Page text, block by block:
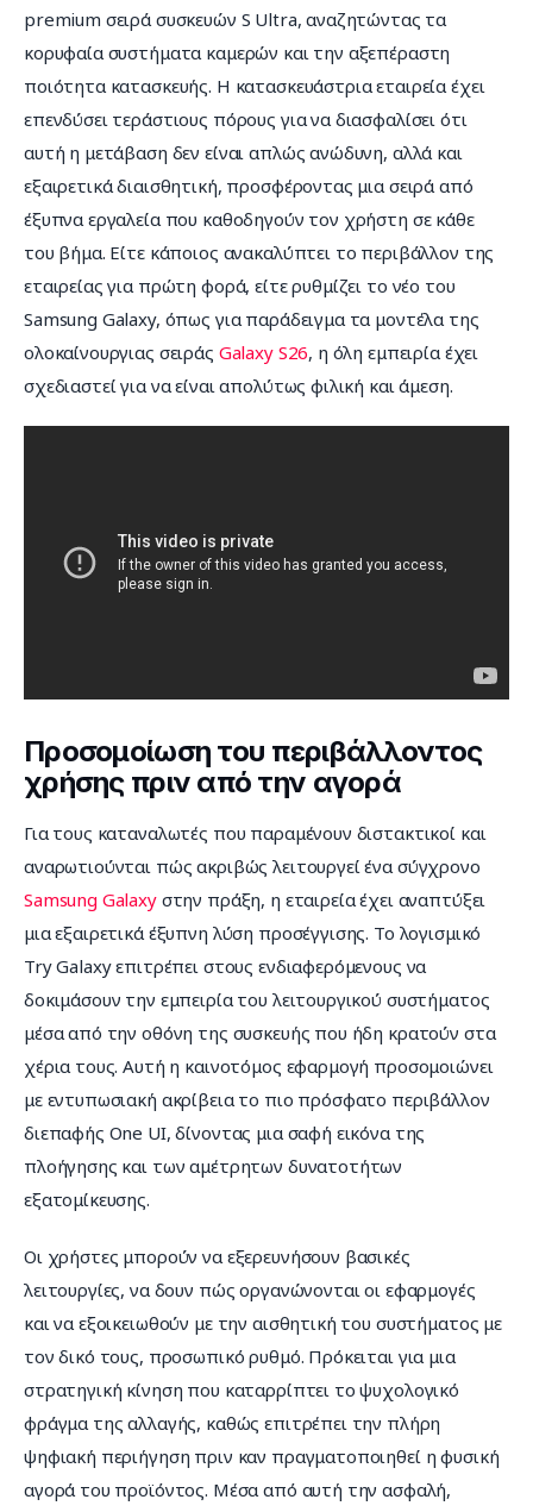
premium σειρά συσκευών S Ultra, αναζητώντας τα
κορυφαία συστήματα καμερών και την αξεπέραστη
ποιότητα κατασκευής. Η κατασκευάστρια εταιρεία έχει
επενδύσει τεράστιους πόρους για να διασφαλίσει ότι
αυτή η μετάβαση δεν είναι απλώς ανώδυνη, αλλά και
εξαιρετικά διαισθητική, προσφέροντας μια σειρά από
έξυπνα εργαλεία που καθοδηγούν τον χρήστη σε κάθε
του βήμα. Είτε κάποιος ανακαλύπτει το περιβάλλον της
εταιρείας για πρώτη φορά, είτε ρυθμίζει το νέο του
Samsung Galaxy, όπως για παράδειγμα τα μοντέλα της
ολοκαίνουργιας σειράς Galaxy S26, η όλη εμπειρία έχει
σχεδιαστεί για να είναι απολύτως φιλική και άμεση.
Προσομοίωση του περιβάλλοντος
χρήσης πριν από την αγορά
Για τους καταναλωτές που παραμένουν διστακτικοί και
αναρωτιούνται πώς ακριβώς λειτουργεί ένα σύγχρονο
Samsung Galaxy στην πράξη, η εταιρεία έχει αναπτύξει
μια εξαιρετικά έξυπνη λύση προσέγγισης. Το λογισμικό
Try Galaxy επιτρέπει στους ενδιαφερόμενους να
δοκιμάσουν την εμπειρία του λειτουργικού συστήματος
μέσα από την οθόνη της συσκευής που ήδη κρατούν στα
χέρια τους. Αυτή η καινοτόμος εφαρμογή προσομοιώνει
με εντυπωσιακή ακρίβεια το πιο πρόσφατο περιβάλλον
διεπαφής One UI, δίνοντας μια σαφή εικόνα της
πλοήγησης και των αμέτρητων δυνατοτήτων
εξατομίκευσης.
Οι χρήστες μπορούν να εξερευνήσουν βασικές
λειτουργίες, να δουν πώς οργανώνονται οι εφαρμογές
και να εξοικειωθούν με την αισθητική του συστήματος με
τον δικό τους, προσωπικό ρυθμό. Πρόκειται για μια
στρατηγική κίνηση που καταρρίπτει το ψυχολογικό
φράγμα της αλλαγής, καθώς επιτρέπει την πλήρη
ψηφιακή περιήγηση πριν καν πραγματοποιηθεί η φυσική
αγορά του προϊόντος. Μέσα από αυτή την ασφαλή,